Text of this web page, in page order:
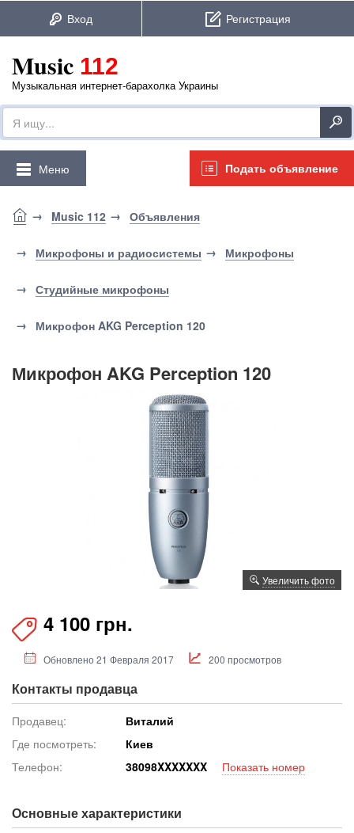
Music 112
Музыкальная интернет-барахолка Украины
Подать объявление
Меню
Music 112 Объявления
Микрофоны и радиосистемы Микрофоны
Студийные микрофоны
Микрофон AKG Perception 120
Микрофон AKG Perception 120
Увеличить фото
4 100 грн.
Обновлено 21 Февраля 2017 200 просмотров
Контакты продавца
Продавец:
Виталий
Где посмотреть:
Киев
Телефон:
38098XXXXXXX Показать номер
Основные характеристики